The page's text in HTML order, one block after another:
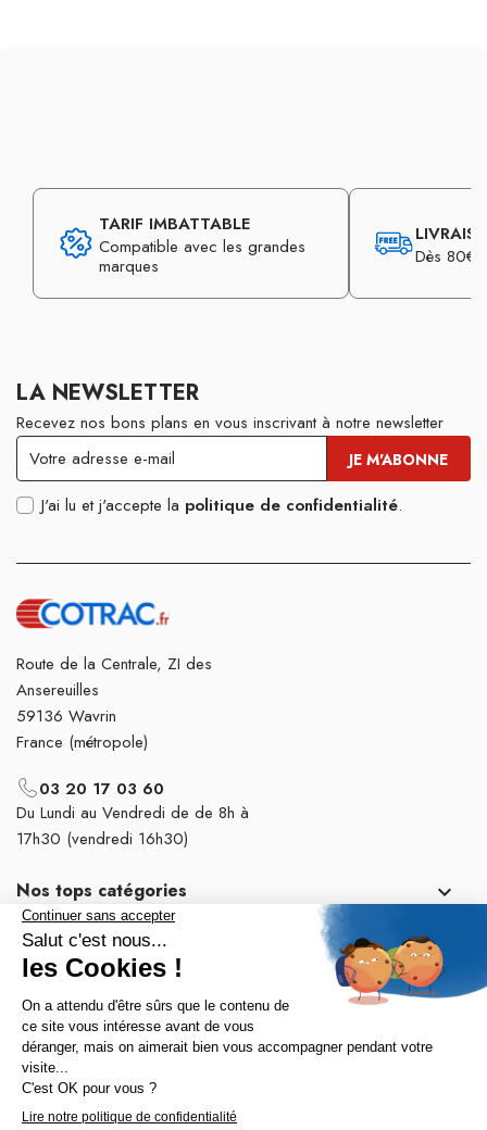
TARIF IMBATTABLE
Compatible avec les grandes
marques
Dès 80€
LA NEWSLETTER
Recevez nos bons plans en vous inscrivant à notre newsletter
J'ai lu et j'accepte la politique de confidentialité.
Route de la Centrale, ZI des
Ansereuilles
59136 Wavrin
France (métropole)
03 20 17 03 60
Du Lundi au Vendredi de de 8h à
17h30 (vendredi 16h30)
Nos tops catégories 
Notre société 